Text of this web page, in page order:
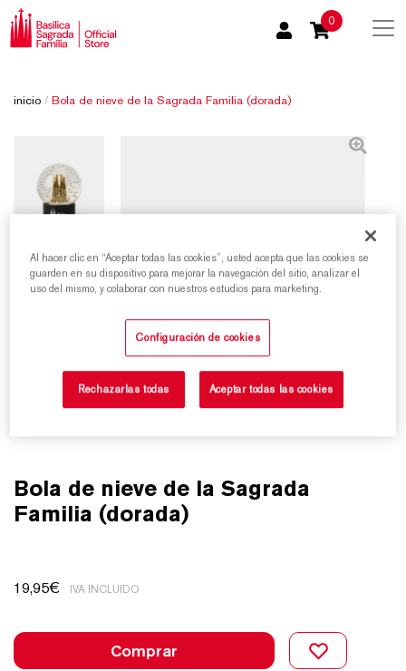
0
inicio / Bola de nieve de la Sagrada Familia (dorada)
Bola de nieve de la Sagrada
Familia (dorada)
19,95€ IVA INCLUIDO
Comprar
Al hacer clic en “Aceptar todas las cookies”, usted acepta que las cookies se
guarden en su dispositivo para mejorar la navegación del sitio, analizar el
uso del mismo, y colaborar con nuestros estudios para marketing.
Configuración de cookies
Rechazarlas todas Aceptar todas las cookies